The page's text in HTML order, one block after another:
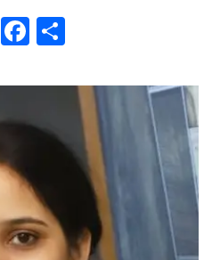
WhatsApp
Facebook